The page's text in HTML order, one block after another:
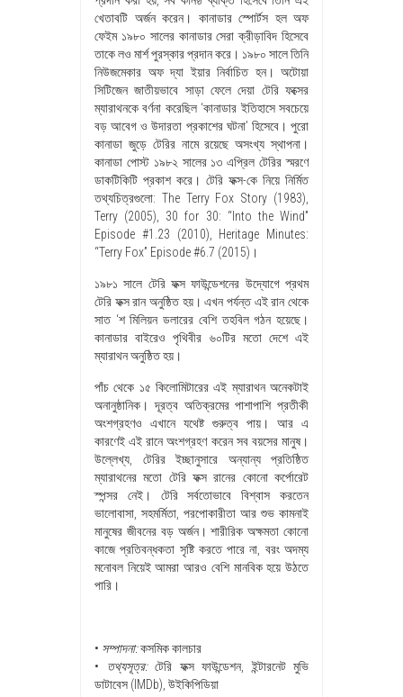
খেতাবটি অর্জন করেন। কানাডার স্পোর্টস হল অফ
ফেইম ১৯৮০ সালের কানাডার সেরা ক্রীড়াবিদ হিসেবে
তাকে লও মার্শ পুরস্কার প্রদান করে। ১৯৮০ সালে তিনি
নিউজমেকার অফ দ্যা ইয়ার নির্বাচিত হন। অটোয়া
সিটিজেন জাতীয়ভাবে সাড়া ফেলে দেয়া টেরি ফক্সের
ম্যারাথনকে বর্ণনা করেছিল ‘কানাডার ইতিহাসে সবচেয়ে
বড় আবেগ ও উদারতা প্রকাশের ঘটনা’ হিসেবে। পুরো
কানাডা জুড়ে টেরির নামে রয়েছে অসংখ্য স্থাপনা।
কানাডা পোস্ট ১৯৮২ সালের ১৩ এপ্রিল টেরির স্মরণে
ডাকটিকিটি প্রকাশ করে। টেরি ফক্স-কে নিয়ে নির্মিত
তথ্যচিত্রগুলো: The Terry Fox Story (1983),
Terry (2005), 30 for 30: “Into the Wind”
Episode #1.23 (2010), Heritage Minutes:
“Terry Fox” Episode #6.7 (2015)।
১৯৮১ সালে টেরি ফক্স ফাউন্ডেশনের উদ্যোগে প্রথম
টেরি ফক্স রান অনুষ্ঠিত হয়। এখন পর্যন্ত এই রান থেকে
সাত ‘শ মিলিয়ন ডলারের বেশি তহবিল গঠন হয়েছে।
কানাডার বাইরেও পৃথিবীর ৬০টির মতো দেশে এই
ম্যারাথন অনুষ্ঠিত হয়।
পাঁচ থেকে ১৫ কিলোমিটারের এই ম্যারাথন অনেকটাই
অনানুষ্ঠানিক। দূরত্ব অতিক্রমের পাশাপাশি প্রতীকী
অংশগ্রহণও এখানে যথেষ্ট গুরুত্ব পায়। আর এ
কারণেই এই রানে অংশগ্রহণ করেন সব বয়সের মানুষ।
উল্লেখ্য, টেরির ইচ্ছানুসারে অন্যান্য প্রতিষ্ঠিত
ম্যারাথনের মতো টেরি ফক্স রানের কোনো কর্পোরেট
স্পন্সর নেই। টেরি সর্বতোভাবে বিশ্বাস করতেন
ভালোবাসা, সহমর্মিতা, পরপোকারীতা আর শুভ কামনাই
মানুষের জীবনের বড় অর্জন। শারীরিক অক্ষমতা কোনো
কাজে প্রতিবন্ধকতা সৃষ্টি করতে পারে না, বরং অদম্য
মনোবল নিয়েই আমরা আরও বেশি মানবিক হয়ে উঠতে
পারি।
• সম্পাদনা:কসমিক কালচার
• তথ্যসূত্র:টেরি ফক্স ফাউন্ডেশন, ইন্টারনেট মুভি
ডাটাবেস (IMDb), উইকিপিডিয়া